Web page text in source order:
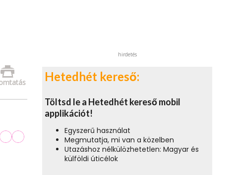
hirdetés
Hetedhét kereső:
Töltsd le a Hetedhét kereső mobil
applikációt!
Egyszerű használat
Megmutatja, mi van a közelben
Utazáshoz nélkülözhetetlen: Magyar és
külföldi úticélok